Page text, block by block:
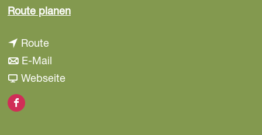
Route planenb
Routeb
i
s
E-Mail
i
Webseitea
F